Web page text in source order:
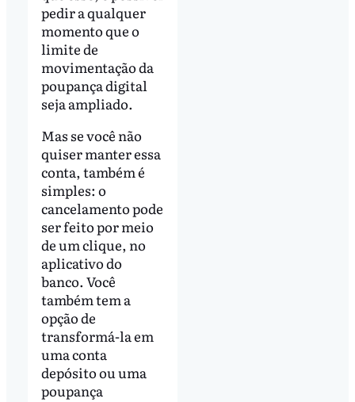
pedir a qualquer
momento que o
limite de
movimentação da
poupança digital
seja ampliado.
Mas se você não
quiser manter essa
conta, também é
simples: o
cancelamento pode
ser feito por meio
de um clique, no
aplicativo do
banco. Você
também tem a
opção de
transformá-la em
uma conta
depósito ou uma
poupança